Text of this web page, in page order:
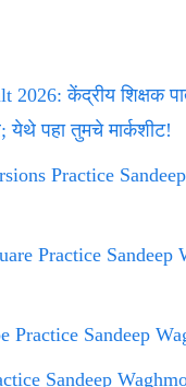
2026: केंद्रीय शिक्षक
येथे पहा तुमचे मार्कशीट!
Practice
Practice Sandeep
Practice Sandeep
Sandeep